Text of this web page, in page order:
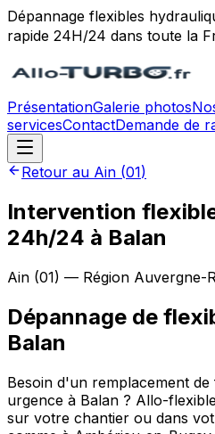
Dépannage flexibles
rapide 24H/24 dans toute la
PrésentationGalerie photos
servicesContactDemande de
Retour au Ain (01)
Intervention
24h/24 à Balan
Ain (01) — Région Auvergne-
Dépannage de
Balan
Besoin d'un remplacement
urgence à Balan ? Allo-
sur votre chantier ou dans